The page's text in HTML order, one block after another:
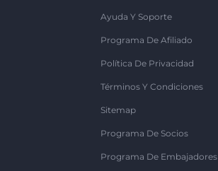
Ayuda Y Soporte
Programa De Afiliado
Política De Privacidad
Términos Y Condiciones
Sitemap
Programa De Socios
Programa De Embajadores